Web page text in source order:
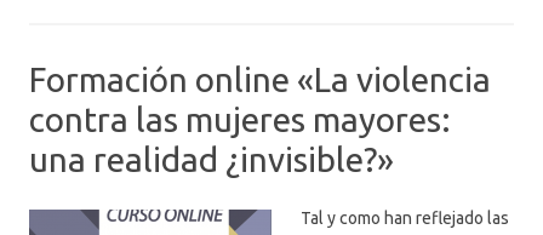
Formación online «La violencia
contra las mujeres mayores:
una realidad ¿invisible?»
Tal y como han reflejado las